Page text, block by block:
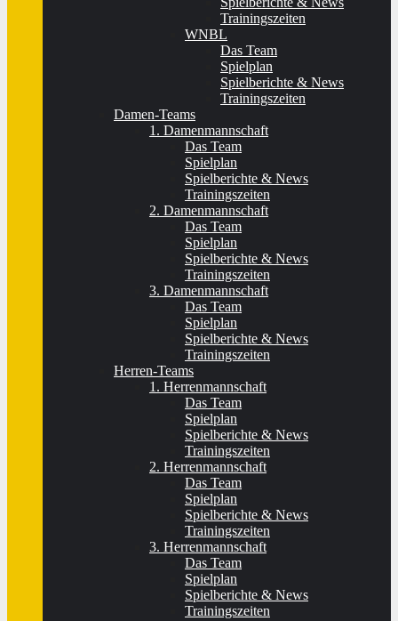
Trainingszeiten
WNBL
Das Team
Spielplan
Spielberichte & News
Trainingszeiten
Damen-Teams
1. Damenmannschaft
Das Team
Spielplan
Spielberichte & News
Trainingszeiten
2. Damenmannschaft
Das Team
Spielplan
Spielberichte & News
Trainingszeiten
3. Damenmannschaft
Das Team
Spielplan
Spielberichte & News
Trainingszeiten
Herren-Teams
1. Herrenmannschaft
Das Team
Spielplan
Spielberichte & News
Trainingszeiten
2. Herrenmannschaft
Das Team
Spielplan
Spielberichte & News
Trainingszeiten
3. Herrenmannschaft
Das Team
Spielplan
Spielberichte & News
Trainingszeiten